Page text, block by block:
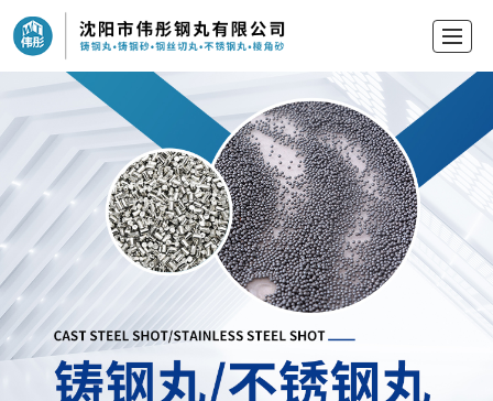
产品中心 留言反馈 联系我们 地图导航